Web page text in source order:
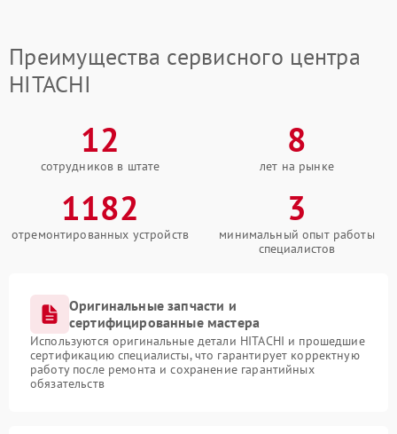
Преимущества сервисного центра
HITACHI
12
сотрудников в штате
8
лет на рынке
1182
отремонтированных устройств
3
минимальный опыт работы
специалистов
Оригинальные запчасти и
сертифицированные мастера
Используются оригинальные детали HITACHI и прошедшие
сертификацию специалисты, что гарантирует корректную
работу после ремонта и сохранение гарантийных
обязательств